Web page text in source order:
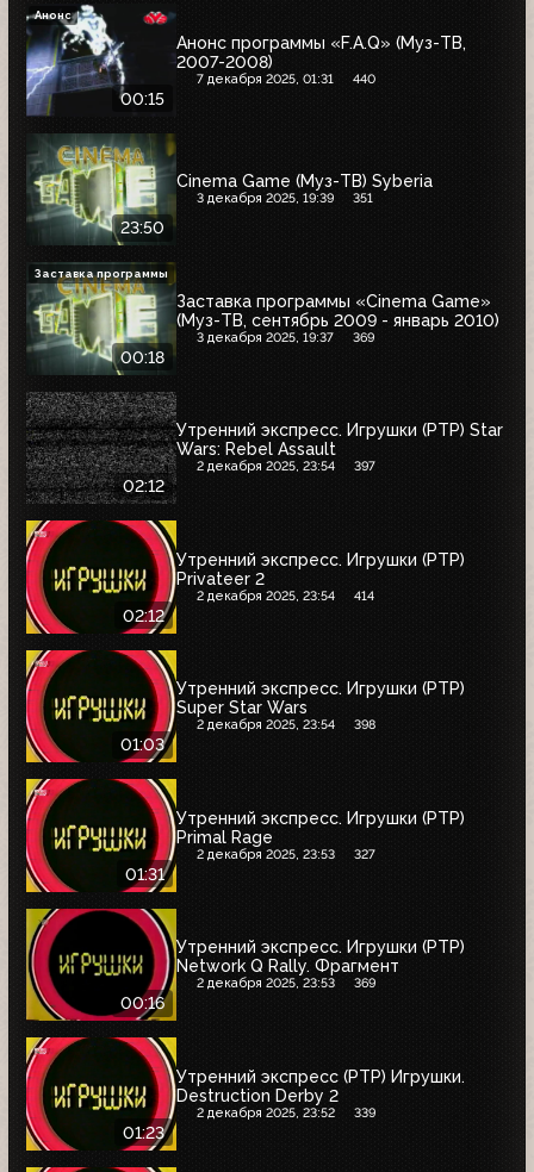
00:15
Анонс программы «F.A.Q» (Муз-ТВ,
2007-2008)
7 декабря 2025, 01:31 440
Анонс
23:50
Cinema Game (Муз-ТВ) Syberia
3 декабря 2025, 19:39 351
00:18
Заставка программы «Cinema Game»
(Муз-ТВ, сентябрь 2009 - январь 2010)
3 декабря 2025, 19:37 369
Заставка программы
02:12
Утренний экспресс. Игрушки (РТР) Star
Wars: Rebel Assault
2 декабря 2025, 23:54 397
02:12
Утренний экспресс. Игрушки (РТР)
Privateer 2
2 декабря 2025, 23:54 414
01:03
Утренний экспресс. Игрушки (РТР)
Super Star Wars
2 декабря 2025, 23:54 398
01:31
Утренний экспресс. Игрушки (РТР)
Primal Rage
2 декабря 2025, 23:53 327
00:16
Утренний экспресс. Игрушки (РТР)
Network Q Rally. Фрагмент
2 декабря 2025, 23:53 369
01:23
Утренний экспресс (РТР) Игрушки.
Destruction Derby 2
2 декабря 2025, 23:52 339